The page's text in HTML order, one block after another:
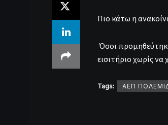
Πιο κάτω η
Όσοι
εισιτήριο χωρίς
Tags: ΑΕΠ